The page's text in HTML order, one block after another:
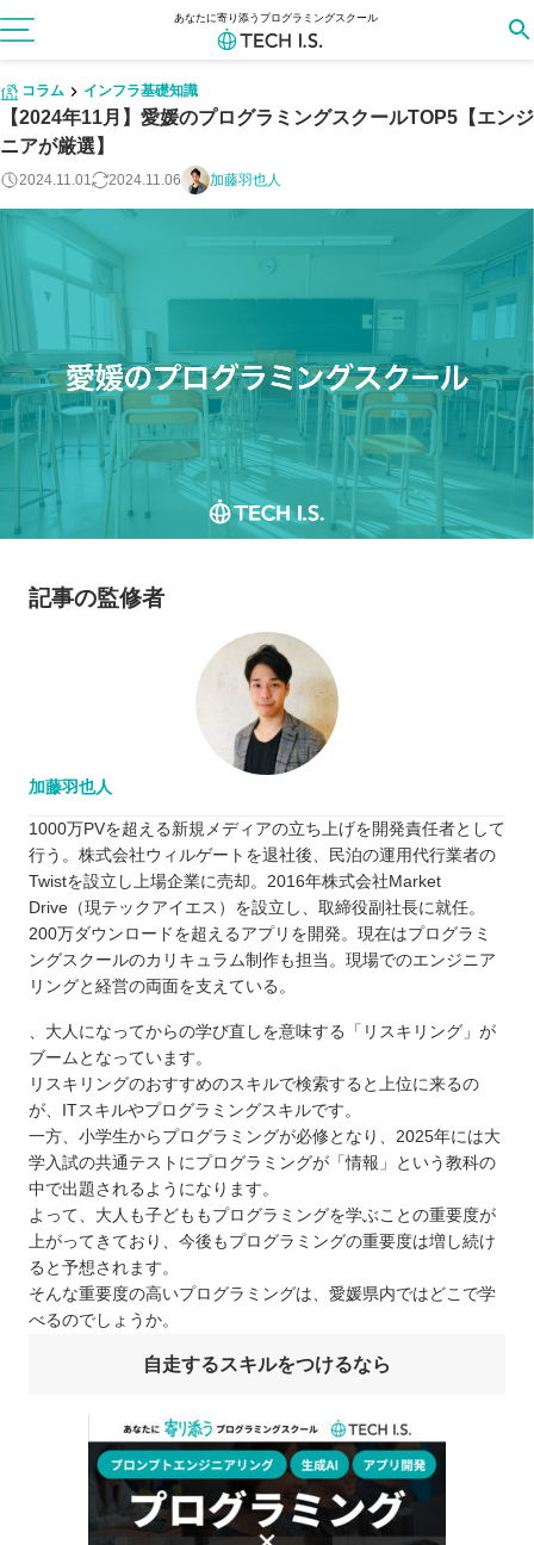
あなたに寄り添うプログラミングスクール
コラム インフラ基礎知識
【2024年11月】愛媛のプログラミングスクールTOP5【エンジ
ニアが厳選】
2024.11.01 2024.11.06 加藤羽也人
記事の監修者
加藤羽也人
1000万PVを超える新規メディアの立ち上げを開発責任者として
行う。株式会社ウィルゲートを退社後、民泊の運用代行業者の
Twistを設立し上場企業に売却。2016年株式会社Market
Drive（現テックアイエス）を設立し、取締役副社長に就任。
200万ダウンロードを超えるアプリを開発。現在はプログラミ
ングスクールのカリキュラム制作も担当。現場でのエンジニア
リングと経営の両面を支えている。
、大人になってからの学び直しを意味する「リスキリング」が
ブームとなっています。
リスキリングのおすすめのスキルで検索すると上位に来るの
が、ITスキルやプログラミングスキルです。
一方、小学生からプログラミングが必修となり、2025年には大
学入試の共通テストにプログラミングが「情報」という教科の
中で出題されるようになります。
よって、大人も子どももプログラミングを学ぶことの重要度が
上がってきており、今後もプログラミングの重要度は増し続け
ると予想されます。
そんな重要度の高いプログラミングは、愛媛県内ではどこで学
べるのでしょうか。
自走するスキルをつけるなら